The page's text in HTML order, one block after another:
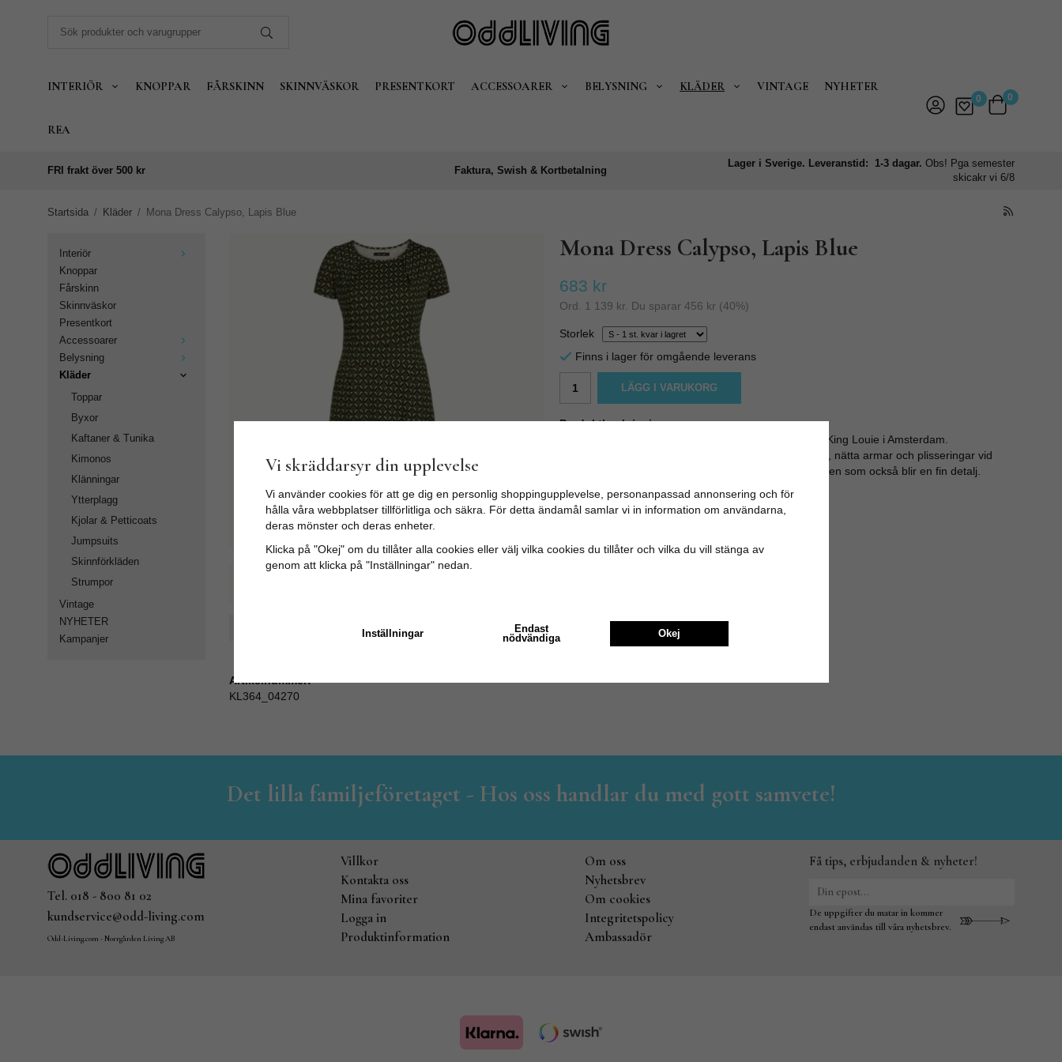
INTERIÖR KNOPPAR FÅRSKINN SKINNVÄSKOR PRESENTKORT ACCESSOARER BELYSNING KLÄDER VINTAGE NYHETER
REA
0 0
FRI frakt över 500 kr Faktura, Swish & Kortbetalning
Lager i Sverige. Leveranstid: 1-3 dagar.Obs! Pga semester
skicakr vi 6/8
Startsida / Kläder / Mona Dress Calypso, Lapis Blue
Interiör
Knoppar
Fårskinn
Skinnväskor
Presentkort
Accessoarer
Belysning
Kläder
Toppar
Byxor
Kaftaner & Tunika
Kimonos
Klänningar
Ytterplagg
Kjolar & Petticoats
Jumpsuits
Skinnförkläden
Strumpor
Vintage
NYHETER
Kampanjer
Mona Dress Calypso, Lapis Blue
683 kr
Ord. 1 139 kr. Du sparar 456 kr (40%)
Storlek
Finns i lager för omgående leverans
LÄGG I VARUKORG
Produktbeskrivning:
Mona Dress Calypso, Lapis Blue från det fina märket King Louie i Amsterdam.
En chic klänning med härligt mönster. Markerad midja, nätta armar och plisseringar vid
urringning och midja som ger både bättre passform men som också blir en fin detalj.
Material: 95% viskos, 5% Elastine. Mjuk trikå stretch.
Färg: Blå grön mönstrad
Artikelnummer:
KL364_04270
Det lilla familjeföretaget - Hos oss handlar du med gott samvete!
Tel. 018 - 800 81 02
kundservice@odd-living.com
Odd-Living.com - Norrgården Living AB
Villkor
Kontakta oss
Mina favoriter
Logga in
Produktinformation
Om oss
Nyhetsbrev
Om cookies
Integritetspolicy
Ambassadör
Få tips, erbjudanden & nyheter!
De uppgifter du matar in kommer
endast användas till våra nyhetsbrev.
Vi skräddarsyr din upplevelse
Vi använder cookies för att ge dig en personlig shoppingupplevelse, personanpassad annonsering och för
hålla våra webbplatser tillförlitliga och säkra. För detta ändamål samlar vi in information om användarna,
deras mönster och deras enheter.
Klicka på "Okej" om du tillåter alla cookies eller välj vilka cookies du tillåter och vilka du vill stänga av
genom att klicka på "Inställningar" nedan.
Inställningar
Endast
nödvändiga
Okej